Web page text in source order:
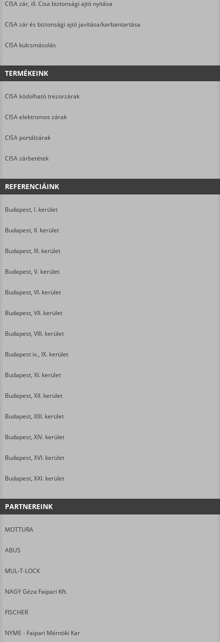
CISA zár, ill. Cisa biztonsági ajtó nyitása
CISA zár és biztonsági ajtó javítása/karbantartása
CISA kulcsmásolás
TERMÉKEINK
CISA kódolható trezorzárak
CISA elektromos zárak
CISA portálzárak
CISA zárbetétek
REFERENCIÁINK
Budapest, I. kerület
Budapest, II. kerület
Budapest, III. kerület
Budapest, V. kerület
Budapest, VI. kerület
Budapest, VII. kerület
Budapest, VIII. kerület
Budapest ix., IX. kerület
Budapest, XI. kerület
Budapest, XII. kerület
Budapest, XIII. kerület
Budapest, XIV. kerület
Budapest, XVI. kerület
Budapest, XXI. kerület
PARTNEREINK
MOTTURA
ABUS
MUL-T-LOCK
NAGY Géza Faipari Kft.
FISCHER
NYME - Faipari Mérnöki Kar